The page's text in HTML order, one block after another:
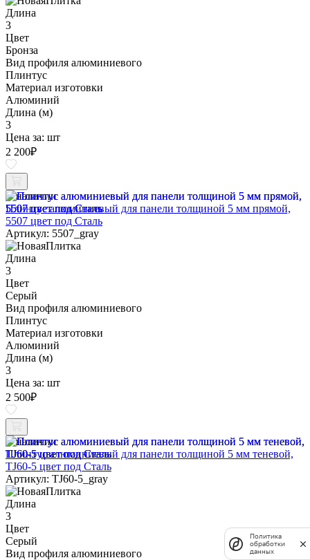
Длина
3
Цвет
Бронза
Вид профиля алюминиевого
Плинтус
Материал изготовки
Алюминий
Длина (м)
3
Цена за: шт
2 200₽
В наличии
Плинтус алюминиевый для панели толщиной 5 мм прямой,
5507 цвет под Сталь
Артикул: 5507_gray
Длина
3
Цвет
Серый
Вид профиля алюминиевого
Плинтус
Материал изготовки
Алюминий
Длина (м)
3
Цена за: шт
2 500₽
В наличии
Плинтус алюминиевый для панели толщиной 5 мм теневой,
TJ60-5 цвет под Сталь
Артикул: TJ60-5_gray
Длина
3
Цвет
Серый
Вид профиля алюминиевого
Политика
обработки
данных